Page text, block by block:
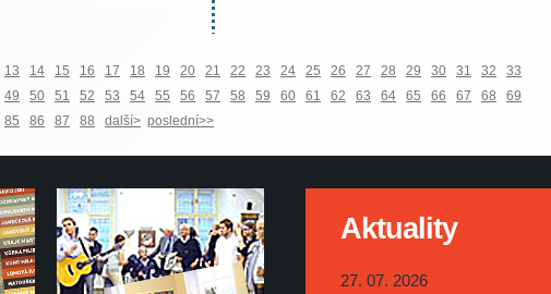
13 14 15 16 17 18 19 20 21 22 23 24 25 26 27 28 29 30 31 32
33
49 50 51 52 53 54 55 56 57 58 59 60 61 62 63 64 65 66 67 68
69
85 86 87 88 další> poslední>>
Aktuality
27. 07. 2026